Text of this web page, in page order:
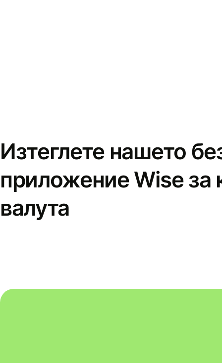
Изтеглете нашето
приложение Wise за
валута